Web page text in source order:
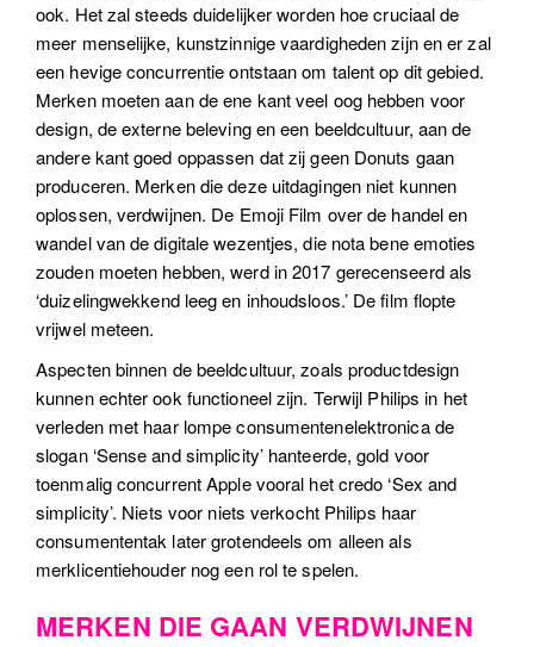
ook. Het zal steeds duidelijker worden hoe cruciaal de
meer menselijke, kunstzinnige vaardigheden zijn en er zal
een hevige concurrentie ontstaan om talent op dit gebied.
Merken moeten aan de ene kant veel oog hebben voor
design, de externe beleving en een beeldcultuur, aan de
andere kant goed oppassen dat zij geen Donuts gaan
produceren. Merken die deze uitdagingen niet kunnen
oplossen, verdwijnen. De Emoji Film over de handel en
wandel van de digitale wezentjes, die nota bene emoties
zouden moeten hebben, werd in 2017 gerecenseerd als
‘duizelingwekkend leeg en inhoudsloos.’ De film flopte
vrijwel meteen.
Aspecten binnen de beeldcultuur, zoals productdesign
kunnen echter ook functioneel zijn. Terwijl Philips in het
verleden met haar lompe consumentenelektronica de
slogan ‘Sense and simplicity’ hanteerde, gold voor
toenmalig concurrent Apple vooral het credo ‘Sex and
simplicity’. Niets voor niets verkocht Philips haar
consumententak later grotendeels om alleen als
merklicentiehouder nog een rol te spelen.
MERKEN DIE GAAN VERDWIJNEN